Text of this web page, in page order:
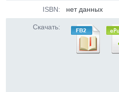
ISBN: нет данных
Скачать: